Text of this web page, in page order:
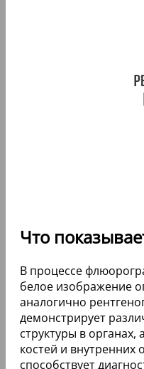
Что
В процессе
белое изображение
аналогично
демонстрирует
структуры в
костей и внутренних
способствует